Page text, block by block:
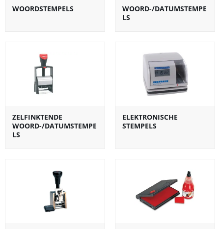
WOORDSTEMPELS
WOORD-/DATUMSTEMPE
LS
ZELFINKTENDE
WOORD-/DATUMSTEMPE
LS
ELEKTRONISCHE
STEMPELS